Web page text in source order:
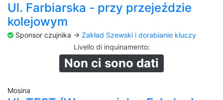
Ul. Farbiarska - przy przejeździe
kolejowym
Sponsor czujnika -> Zakład Szewski i dorabianie kluczy
Livello di inquinamento:
Non ci sono dati
Mosina